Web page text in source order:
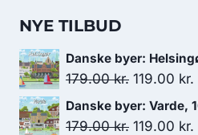
NYE TILBUD
Danske byer:
179.00kr. Den
pris
119.00 kr.
Danske byer: Varde,
179.00kr. Den
119.00 kr.